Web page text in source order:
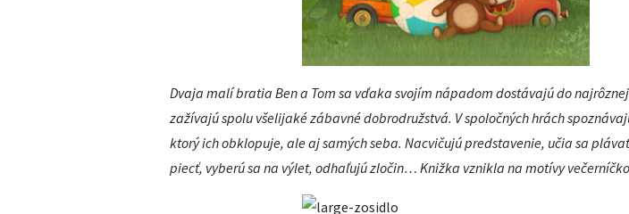
Dvaja malí bratia Ben a Tom sa vďaka svojím nápadom dostávajú do
zažívajú spolu všelijaké zábavné dobrodružstvá. V spoločných hrách
ktorý ich obklopuje, ale aj samých seba. Nacvičujú predstavenie, učia sa
piecť, vyberú sa na výlet, odhaľujú zločin… Knižka vznikla na motívy